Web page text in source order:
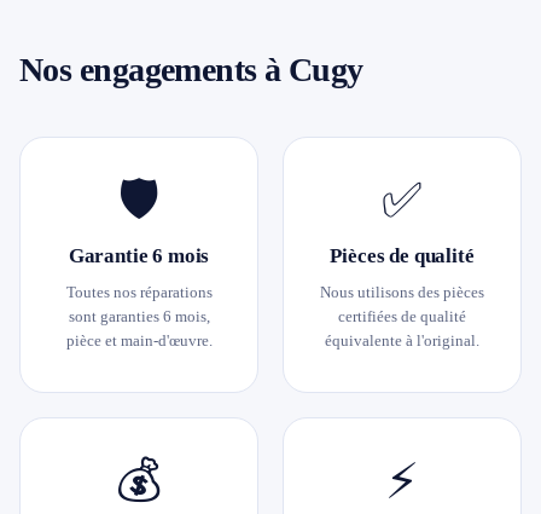
Nos engagements à Cugy
🛡️
Garantie 6 mois
Toutes nos réparations
sont garanties 6 mois,
pièce et main-d'œuvre.
✅
Pièces de qualité
Nous utilisons des pièces
certifiées de qualité
équivalente à l'original.
💰 ⚡